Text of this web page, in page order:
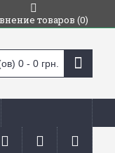
товаров (0)
0 - 0 грн.